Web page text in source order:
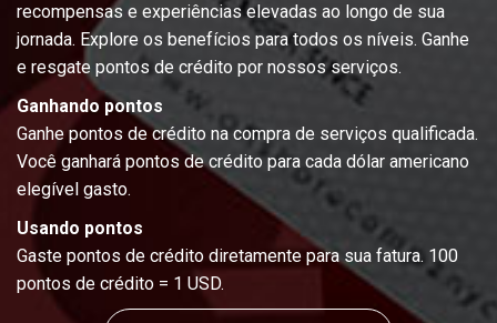
recompensas e experiências elevadas ao longo de sua
jornada. Explore os benefícios para todos os níveis. Ganhe
e resgate pontos de crédito por nossos serviços.
Ganhando pontos
Ganhe pontos de crédito na compra de serviços qualificada.
Você ganhará pontos de crédito para cada dólar americano
elegível gasto.
Usando pontos
Gaste pontos de crédito diretamente para sua fatura. 100
pontos de crédito = 1 USD.